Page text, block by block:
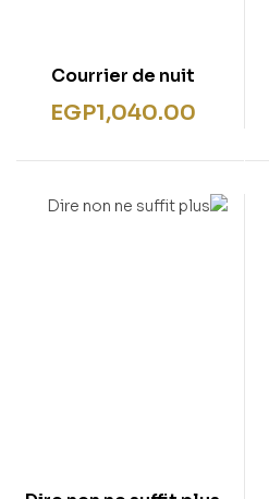
Courrier de nuit
EGP1,040.00